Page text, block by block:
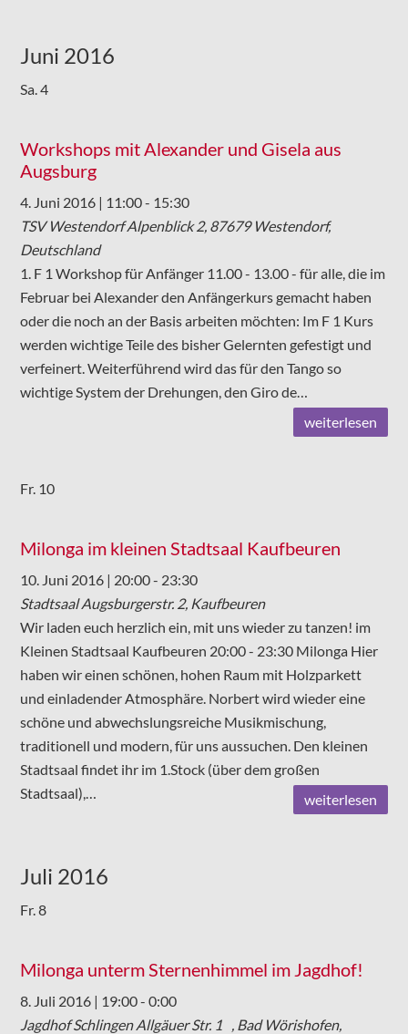
Juni 2016
Sa.4
Workshops mit Alexander und Gisela aus
Augsburg
4. Juni 2016 | 11:00- 15:30
TSV WestendorfAlpenblick 2, 87679 Westendorf,
Deutschland
1. F 1 Workshop für Anfänger 11.00 - 13.00 - für alle, die im
Februar bei Alexander den Anfängerkurs gemacht haben
oder die noch an der Basis arbeiten möchten: Im F 1 Kurs
werden wichtige Teile des bisher Gelernten gefestigt und
verfeinert. Weiterführend wird das für den Tango so
wichtige System der Drehungen, den Giro de…
weiterlesen
Fr. 10
Milonga im kleinen Stadtsaal Kaufbeuren
10. Juni 2016 | 20:00- 23:30
StadtsaalAugsburgerstr. 2, Kaufbeuren
Wir laden euch herzlich ein, mit uns wieder zu tanzen! im
Kleinen Stadtsaal Kaufbeuren 20:00 - 23:30 Milonga Hier
haben wir einen schönen, hohen Raum mit Holzparkett
und einladender Atmosphäre. Norbert wird wieder eine
schöne und abwechslungsreiche Musikmischung,
traditionell und modern, für uns aussuchen. Den kleinen
Stadtsaal findet ihr im 1.Stock (über dem großen
Stadtsaal),…
weiterlesen
Juli 2016
Fr.8
Milonga unterm Sternenhimmel im Jagdhof!
8. Juli 2016 | 19:00-0:00
Jagdhof SchlingenAllgäuer Str. 1 , Bad Wörishofen,